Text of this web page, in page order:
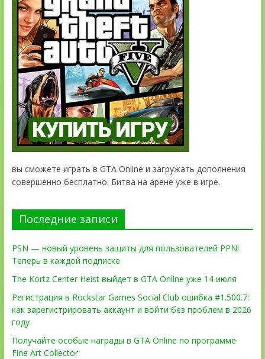
вы сможете играть в GTA Online и загружать дополнения
совершенно бесплатно. Битва на арене уже в игре.
Последние записи
PSN — новый уровень защиты для пользователей PPN!
Теперь в каждой подписке
The Kortz Center Heist выйдет в GTA Online уже 14 июля
Регистрация в Rockstar Games Social Club ошибка #1.500.7:
как зарегистрировать аккаунт и войти без проблем в 2026
году
Получайте особые награды в GTA Online по программе
Fine Art Collector